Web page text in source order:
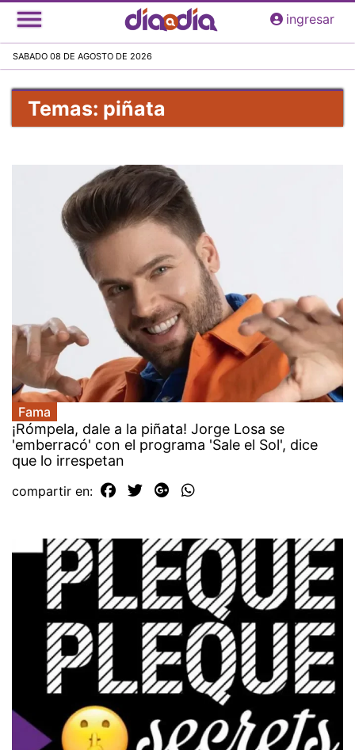
Pasar
al
principal
ingresar
SABADO 08 DE AGOSTO DE 2026
Temas: piñata
Fama
¡Rómpela, dale a la piñata! Jorge Losa se
'emberracó' con el programa 'Sale el Sol', dice
que lo irrespetan
compartir en: